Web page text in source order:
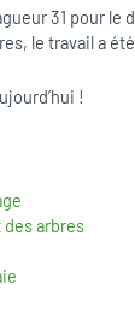
31 pour le
le travail a
!
arbres